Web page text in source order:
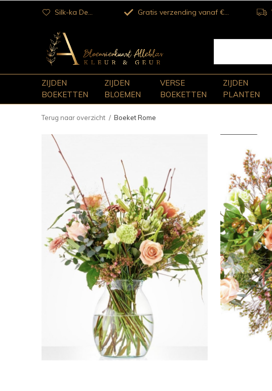
ZIJDEN
BOEKETTEN
ZIJDEN
BLOEMEN
VERSE
BOEKETTEN
ZIJDEN
PLANTEN
Silk-ka Dealer Gratis verzending vanaf €100
Terug naar overzicht Boeket Rome